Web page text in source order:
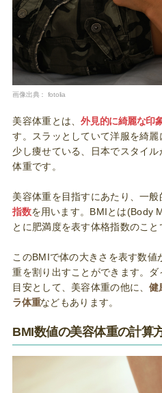
画像出典： fotolia
美容体重とは、外見的に綺麗な印
す。スラッとしていて洋服を綺
少し痩せている、日本でスタイ
体重です。
美容体重を目指すにあたり、一
指数を用います。BMIとは(Body
とに肥満度を表す体格指数のこと
このBMIで体の大きさを表す数値
重を割り出すことができます。
目安として、美容体重の他に、健
ラ体重などもあります。
BMI数値の美容体重の計算